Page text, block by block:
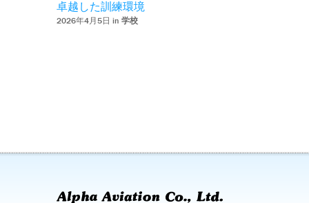
卓越した訓練環境
2026年4月5日 in 学校